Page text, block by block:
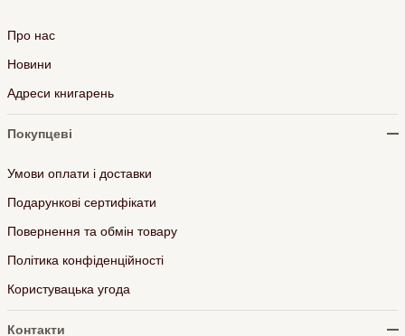
Про нас
Новини
Адреси книгарень
Покупцеві
Умови оплати і доставки
Подарункові сертифікати
Повернення та обмін товару
Політика конфіденційності
Користувацька угода
Контакти